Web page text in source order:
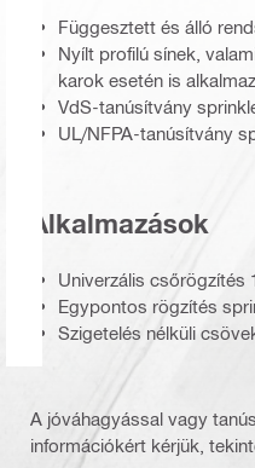
Függesztett és álló
Nyílt profilú sínek,
karok esetén is
VdS-tanúsítvány
UL/NFPA-tanúsítvány
Alkalmazások
Univerzális csőrögzítés
Egypontos rögzítés
Szigetelés nélküli
A jóváhagyással vagy
információkért kérjük,